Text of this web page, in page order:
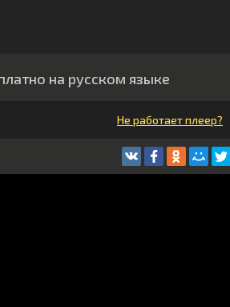
на русском языке
Не работает плеер?